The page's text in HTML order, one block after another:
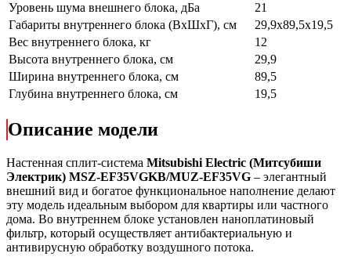
Уровень шума внешнего блока, дБа
21
Габариты внутреннего блока (ВхШхГ), см
29,9х89,5x19,5
Вес внутреннего блока, кг
12
Высота внутреннего блока, см
29,9
Ширина внутреннего блока, см
89,5
Глубина внутреннего блока, см
19,5
Описание модели
Настенная сплит-система Mitsubishi Electric (Митсубиши
Электрик) MSZ-EF35VGKB/MUZ-EF35VG – элегантный
внешний вид и богатое функциональное наполнение делают
эту модель идеальным выбором для квартиры или частного
дома. Во внутреннем блоке установлен наноплатиновый
фильтр, который осуществляет антибактериальную и
антивирусную обработку воздушного потока.